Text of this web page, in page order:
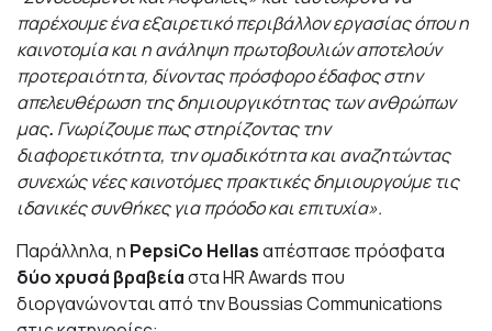
παρέχουμε ένα εξαιρετικό περιβάλλον εργασίας όπου η
καινοτομία και η ανάληψη πρωτοβουλιών αποτελούν
προτεραιότητα, δίνοντας πρόσφορο έδαφος στην
απελευθέρωση της δημιουργικότητας των ανθρώπων
μας. Γνωρίζουμε πως στηρίζοντας την
διαφορετικότητα, την ομαδικότητα και αναζητώντας
συνεχώς νέες καινοτόμες πρακτικές δημιουργούμε τις
ιδανικές συνθήκες για πρόοδο και επιτυχία».
Παράλληλα, η PepsiCo Hellasαπέσπασε πρόσφατα
δύο χρυσά βραβείαστα HR Awards που
διοργανώνονται από την Boussias Communications